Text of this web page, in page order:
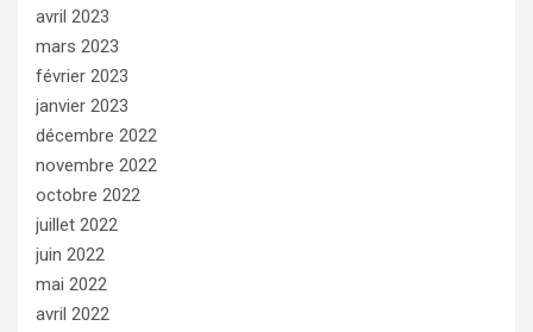
avril 2023
mars 2023
février 2023
janvier 2023
décembre 2022
novembre 2022
octobre 2022
juillet 2022
juin 2022
mai 2022
avril 2022